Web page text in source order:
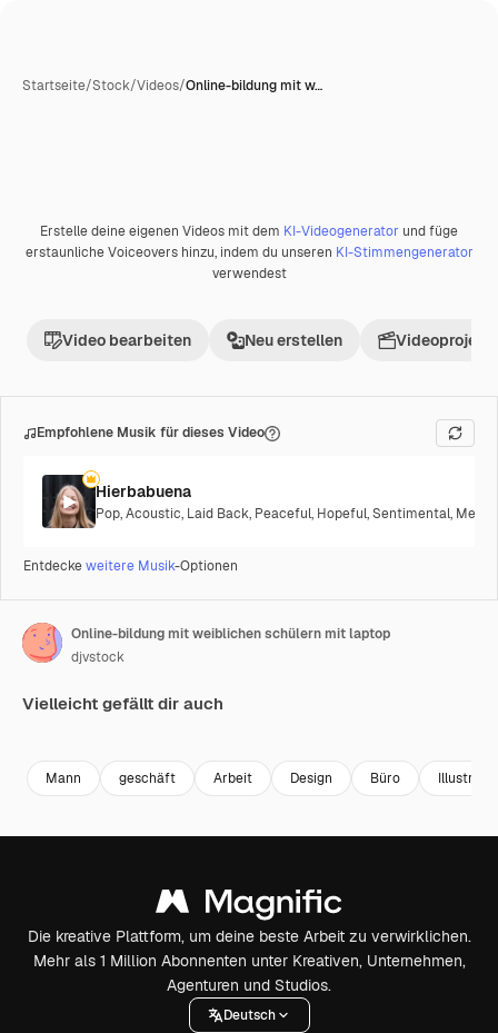
Startseite/Stock/Videos/Online-bildung mit w…
Premium
Erstelle deine eigenen Videos mit dem KI-Videogenerator und füge
erstaunliche Voiceovers hinzu, indem du unseren KI-Stimmengenerator
verwendest
Video bearbeiten Neu erstellen Videoprojekt
Empfohlene Musik für dieses Video
Hierbabuena
Pop,Acoustic, Laid Back, Peaceful, Hopeful,Sentimental,
Entdeckeweitere Musik-Optionen
Online-bildung mit weiblichen schülern mit laptop
djvstock
Vielleicht gefällt dir auch
Mann geschäft Arbeit Design Büro
Die kreative Plattform, um deine beste Arbeit zu verwirklichen.
Mehr als 1 Million Abonnenten unter Kreativen, Unternehmen,
Agenturen und Studios.
Deutsch